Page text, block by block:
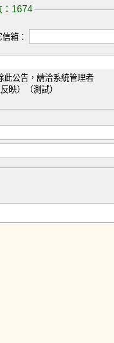
：1674
箱：
此公告，請洽系統管理者
映）（測試）